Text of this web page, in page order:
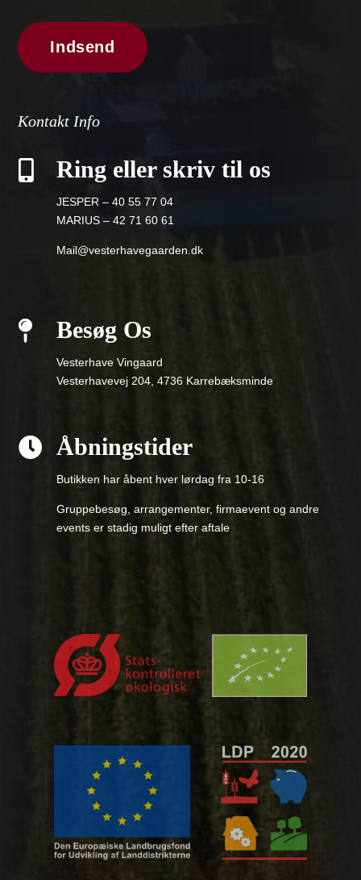
Kontakt Info
 Ring eller skriv til os
JESPER – 40 55 77 04
MARIUS – 42 71 60 61
Mail@vesterhavegaarden.dk
 Besøg Os
Vesterhave Vingaard
Vesterhavevej 204, 4736 Karrebæksminde
 Åbningstider
Butikken har åbent hver lørdag fra 10-16
Gruppebesøg, arrangementer, firmaevent og andre
events er stadig muligt efter aftale